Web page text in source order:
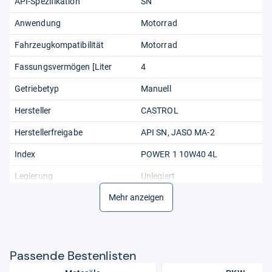
Anwendung Motorrad
Fahrzeugkompatibilität Motorrad
Fassungsvermögen [Liter 4
Getriebetyp Manuell
Hersteller CASTROL
Herstellerfreigabe API SN, JASO MA-2
Index POWER 1 10W40 4L
Legierung Unlegiert
Power 1
Produktart
Mehr anzeigen
Pas­sende Bes­ten­lis­ten